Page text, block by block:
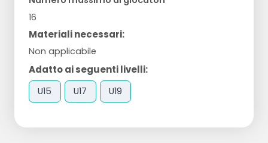
16
Materiali necessari:
Non applicabile
Adatto ai seguenti livelli:
U15 U17 U19